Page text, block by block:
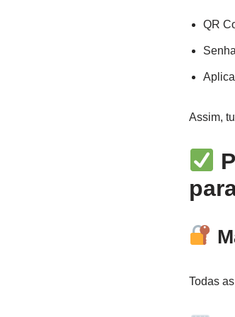
QR
Senha
Assim,
Todas